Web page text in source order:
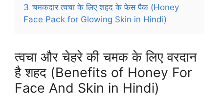
3 चमकदार त्वचा के लिए शहद के फेस पैक (Honey
Face Pack for Glowing Skin in Hindi)
त्वचा और चेहरे की चमक के लिए वरदान
है शहद (Benefits of Honey For
Face And Skin in Hindi)